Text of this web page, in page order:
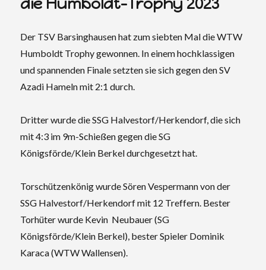
die Humboldt-Trophy 2023
Der TSV Barsinghausen hat zum siebten Mal die WTW
Humboldt Trophy gewonnen. In einem hochklassigen
und spannenden Finale setzten sie sich gegen den SV
Azadi Hameln mit 2:1 durch.
Dritter wurde die SSG Halvestorf/Herkendorf, die sich
mit 4:3 im 9m-Schießen gegen die SG
Königsförde/Klein Berkel durchgesetzt hat.
Torschützenkönig wurde Sören Vespermann von der
SSG Halvestorf/Herkendorf mit 12 Treffern. Bester
Torhüter wurde Kevin Neubauer (SG
Königsförde/Klein Berkel), bester Spieler Dominik
Karaca (WTW Wallensen).